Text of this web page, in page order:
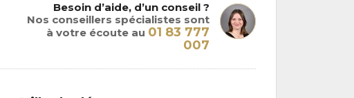
Besoin d’aide, d’un conseil ?
Nos conseillers spécialistes sont
à votre écoute au 01 83 777
007